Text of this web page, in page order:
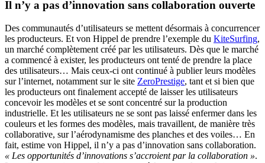
Il n’y a pas d’innovation sans collaboration ouverte
Des communautés d’utilisateurs se mettent désormais à concurrencer
les producteurs. Et von Hippel de prendre l’exemple du KiteSurfing,
un marché complètement créé par les utilisateurs. Dès que le marché
a commencé à exister, les producteurs ont tenté de prendre la place
des utilisateurs… Mais ceux-ci ont continué à publier leurs modèles
sur l’internet, notamment sur le site ZeroPrestige, tant et si bien que
les producteurs ont finalement accepté de laisser les utilisateurs
concevoir les modèles et se sont concentré sur la production
industrielle. Et les utilisateurs ne se sont pas laissé enfermer dans les
couleurs et les formes des modèles, mais travaillent, de manière très
collaborative, sur l’aérodynamisme des planches et des voiles… En
fait, estime von Hippel, il n’y a pas d’innovation sans collaboration.
« Les opportunités d’innovations s’accroient par la collaboration ».